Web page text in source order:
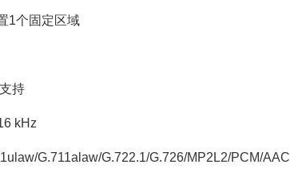
个固定区域
持
kHz
G.711alaw/G.722.1/G.726/MP2L2/PCM/AAC